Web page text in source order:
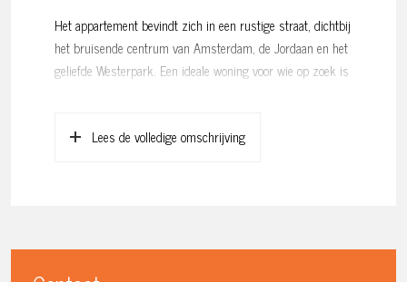
Het appartement bevindt zich in een rustige straat, dichtbij
het bruisende centrum van Amsterdam, de Jordaan en het
geliefde Westerpark. Een ideale woning voor wie op zoek is
Lees de volledige omschrijving